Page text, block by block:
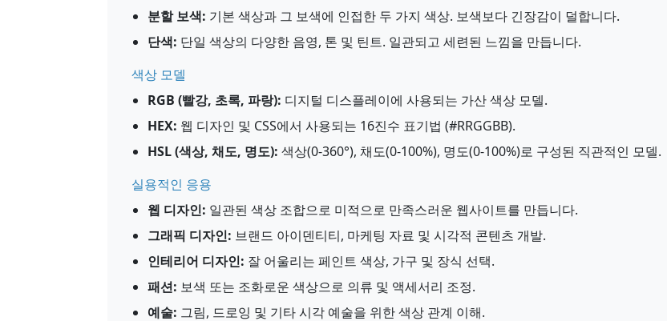
분할 보색: 기본 색상과 그 보색에 인접한 두 가지 색상. 보색보다 긴장감이 덜합니다.
단색: 단일 색상의 다양한 음영, 톤 및 틴트. 일관되고 세련된 느낌을 만듭니다.
색상 모델
RGB (빨강, 초록, 파랑): 디지털 디스플레이에 사용되는 가산 색상 모델.
HEX: 웹 디자인 및 CSS에서 사용되는 16진수 표기법 (#RRGGBB).
HSL (색상, 채도, 명도): 색상(0-360°), 채도(0-100%), 명도(0-100%)로 구성된 직관적인 모델.
실용적인 응용
웹 디자인: 일관된 색상 조합으로 미적으로 만족스러운 웹사이트를 만듭니다.
그래픽 디자인: 브랜드 아이덴티티, 마케팅 자료 및 시각적 콘텐츠 개발.
인테리어 디자인: 잘 어울리는 페인트 색상, 가구 및 장식 선택.
패션: 보색 또는 조화로운 색상으로 의류 및 액세서리 조정.
예술: 그림, 드로잉 및 기타 시각 예술을 위한 색상 관계 이해.